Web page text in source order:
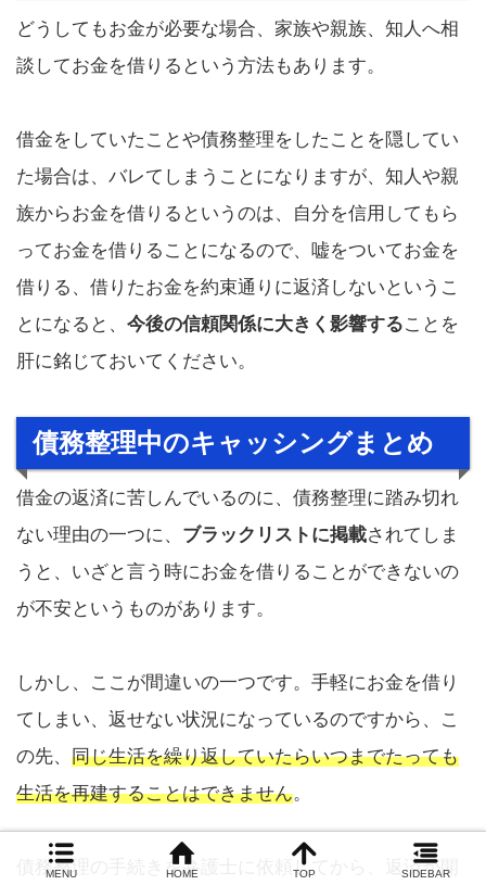
どうしてもお金が必要な場合、家族や親族、知人へ相
談してお金を借りるという方法もあります。
借金をしていたことや債務整理をしたことを隠してい
た場合は、バレてしまうことになりますが、知人や親
族からお金を借りるというのは、自分を信用してもら
ってお金を借りることになるので、嘘をついてお金を
借りる、借りたお金を約束通りに返済しないというこ
とになると、 今後の信頼関係に大きく影響することを
肝に銘じておいてください。
債務整理中のキャッシングまとめ
借金の返済に苦しんでいるのに、債務整理に踏み切れ
ない理由の一つに、 ブラックリストに掲載されてしま
うと、いざと言う時にお金を借りることができないの
が不安というものがあります。
しかし、ここが間違いの一つです。手軽にお金を借り
てしまい、返せない状況になっているのですから、こ
の先、 同じ生活を繰り返していたらいつまでたっても
生活を再建することはできません。
債務整理の手続きを弁護士に依頼してから、返済が開
MENU HOME TOP SIDEBAR